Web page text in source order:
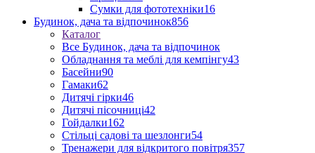
Сумки для фототехніки16
Будинок, дача та відпочинок856
Каталог
Все Будинок, дача та відпочинок
Обладнання та меблі для кемпінгу43
Басейни90
Гамаки62
Дитячі гірки46
Дитячі пісочниці42
Гойдалки162
Стільці садові та шезлонги54
Тренажери для відкритого повітря357